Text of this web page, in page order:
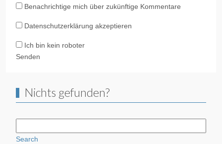
Benachrichtige mich über zukünftige Kommentare
Datenschutzerklärung akzeptieren
Ich bin kein roboter
Senden
Nichts gefunden?
Search